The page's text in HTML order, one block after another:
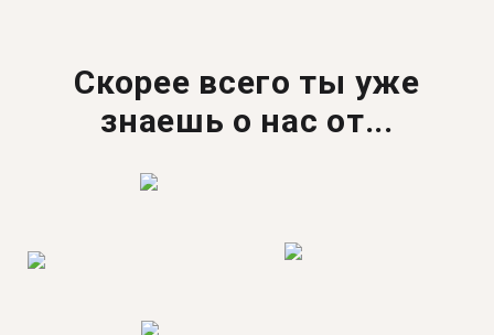
Скорее всего ты уже
знаешь о нас от...